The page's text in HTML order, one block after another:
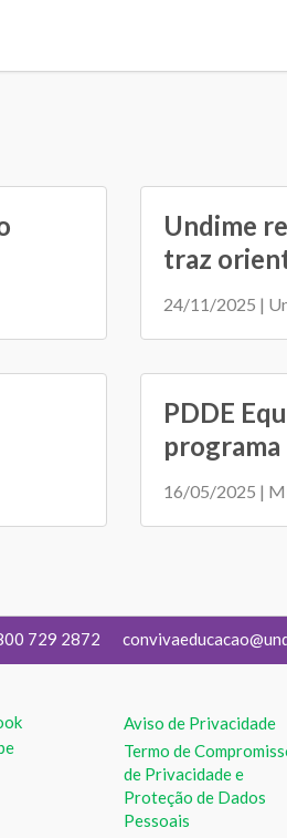
Undime
traz
24/11/2025 |
PDDE
programa
16/05/2025 |
729 2872
Aviso de Privacidade
Termo de
de Privacidade e
Proteção de Dados
Pessoais